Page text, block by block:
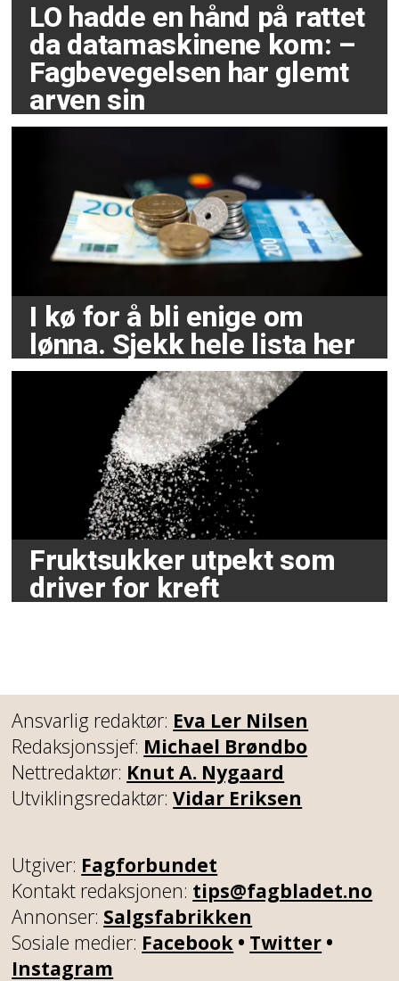
LO hadde en hånd på rattet
da datamaskinene kom: –
Fagbevegelsen har glemt
arven sin
I kø for å bli enige om
lønna. Sjekk hele lista her
Fruktsukker utpekt som
driver for kreft
Ansvarlig redaktør: Eva Ler Nilsen
Redaksjonssjef: Michael Brøndbo
Nettredaktør: Knut A. Nygaard
Utviklingsredaktør:Vidar Eriksen
Utgiver: Fagforbundet
Kontakt redaksjonen: tips@fagbladet.no
Annonser: Salgsfabrikken
Sosiale medier: Facebook • Twitter •
Instagram